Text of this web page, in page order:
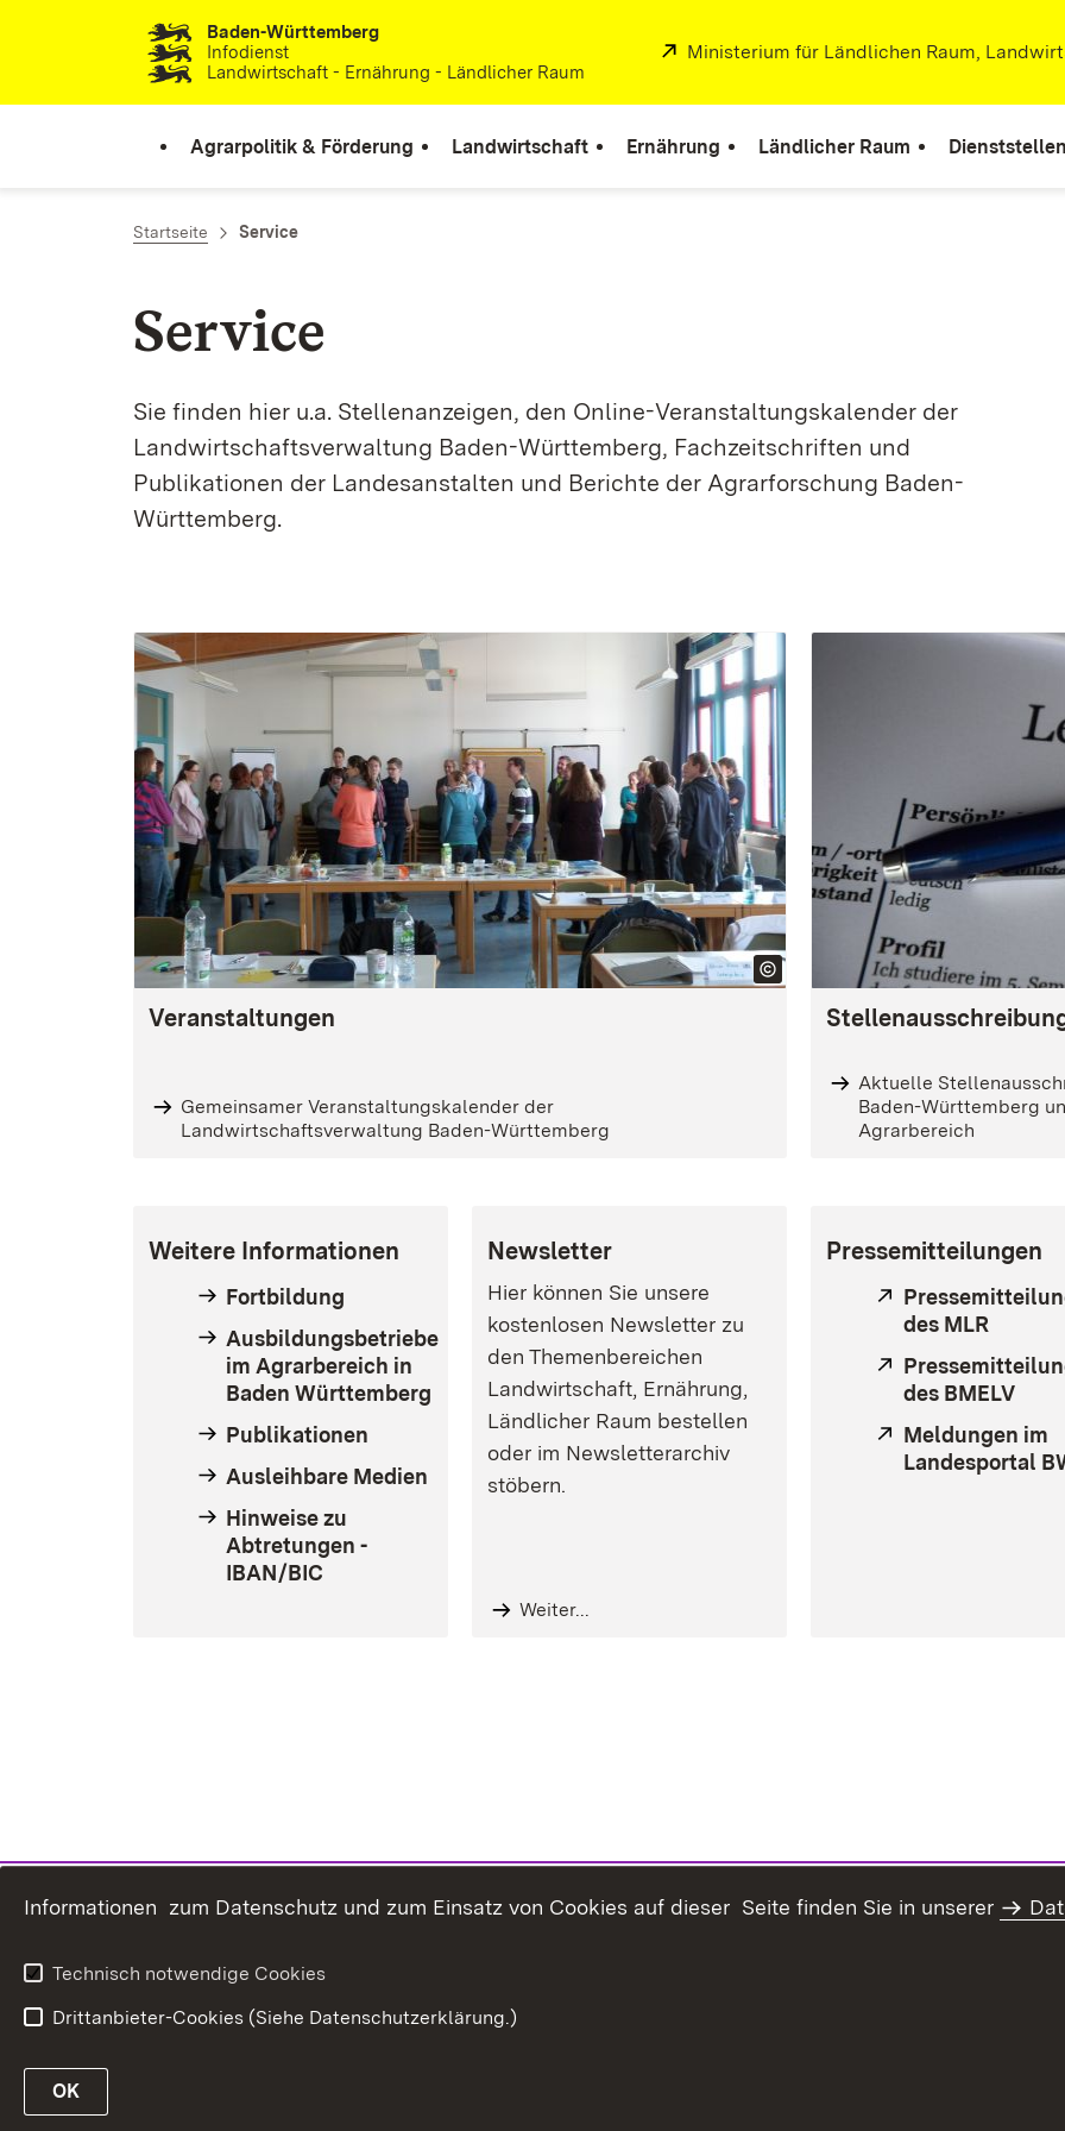
Zum Inhalt springenBaden-Württemberg
Infodienst
Landwirtschaft - Ernährung - Ländlicher Raum
Extern:
Ministerium für Ländlichen Raum,
Agrarpolitik & Förderung Landwirtschaft Ernährung Ländlicher Raum
Startseite Service
Service
Sie finden hier u.a. Stellenanzeigen, den Online-Veranstaltungskalender der
Landwirtschaftsverwaltung Baden-Württemberg, Fachzeitschriften und
Publikationen der Landesanstalten und Berichte der Agrarforschung Baden-
Württemberg.
Veranstaltungen
Gemeinsamer Veranstaltungskalender der
Landwirtschaftsverwaltung Baden-Württemberg
Aktuelle
Baden-Württemberg
Agrarbereich
Weitere Informationen
Fortbildung
Ausbildungsbetriebe
im Agrarbereich in
Baden Württemberg
Publikationen
Ausleihbare Medien
Hinweise zu
Abtretungen -
IBAN/BIC
Newsletter
Hier können Sie unsere
kostenlosen Newsletter zu
den Themenbereichen
Landwirtschaft, Ernährung,
Ländlicher Raum bestellen
oder im Newsletterarchiv
stöbern.
Weiter...
Pressemitteilungen
Extern:
des MLR
Extern:
des BMELV
Extern:
Meldungen im
Landesportal
Informationen zum Datenschutz und zum Einsatz von Cookies auf dieser Seite finden Sie in unserer
Technisch notwendige Cookies
Drittanbieter-Cookies (Siehe Datenschutzerklärung.)
OK